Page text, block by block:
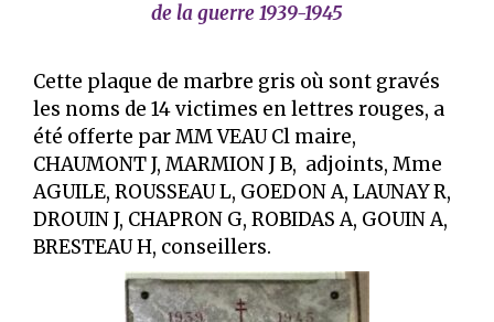
de la guerre 1939-1945
Cette plaque de marbre gris où sont gravés
les noms de 14 victimes en lettres rouges, a
été offerte par MM VEAU Cl maire,
CHAUMONT J, MARMION J B, adjoints, Mme
AGUILE, ROUSSEAU L, GOEDON A, LAUNAY R,
DROUIN J, CHAPRON G, ROBIDAS A, GOUIN A,
BRESTEAU H, conseillers.